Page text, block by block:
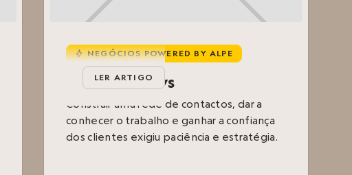
u NEGÓCIOS POWERED BY ALPE
The Nice Guys
Construir uma rede de contactos, dar a
conhecer o trabalho e ganhar a confiança
dos clientes exigiu paciência e estratégia.
LER ARTIGO